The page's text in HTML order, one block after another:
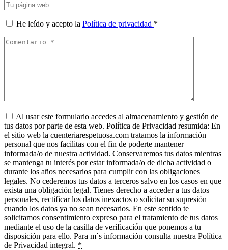
He leído y acepto la Política de privacidad *
Al usar este formulario accedes al almacenamiento y gestión de
tus datos por parte de esta web. Política de Privacidad resumida: En
el sitio web la cuenteriarespetuosa.com tratamos la información
personal que nos facilitas con el fin de poderte mantener
informada/o de nuestra actividad. Conservaremos tus datos mientras
se mantenga tu interés por estar informada/o de dicha actividad o
durante los años necesarios para cumplir con las obligaciones
legales. No cederemos tus datos a terceros salvo en los casos en que
exista una obligación legal. Tienes derecho a acceder a tus datos
personales, rectificar los datos inexactos o solicitar su supresión
cuando los datos ya no sean necesarios. En este sentido te
solicitamos consentimiento expreso para el tratamiento de tus datos
mediante el uso de la casilla de verificación que ponemos a tu
disposición para ello. Para m´s información consulta nuestra Política
de Privacidad integral. *